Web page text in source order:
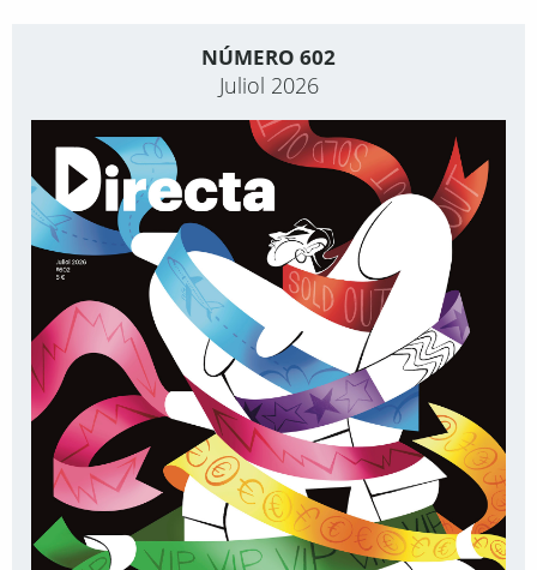
NÚMERO 602
Juliol 2026